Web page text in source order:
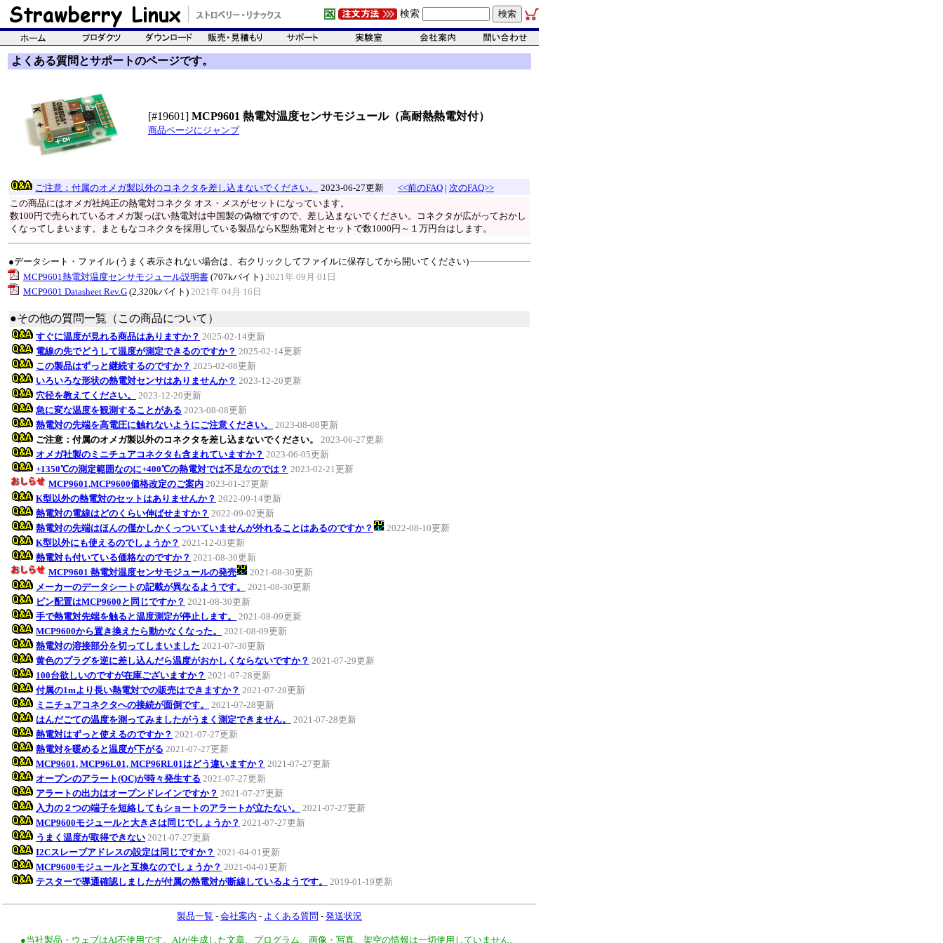
検索
よくある質問とサポートのページです。
[#19601] MCP9601 熱電対温度センサモジュール（高耐熱熱電対付）
商品ページにジャンプ
ご注意：付属のオメガ製以外のコネクタを差し込まないでください。 2023-06-27更新 <<前のFAQ | 次のFAQ>>
この商品にはオメガ社純正の熱電対コネクタ オス・メスがセットになっています。
数100円で売られているオメガ製っぽい熱電対は中国製の偽物ですので、差し込まないでください。コネクタが広がっておかし
くなってしまいます。まともなコネクタを採用している製品ならK型熱電対とセットで数1000円～１万円台はします。
●データシート・ファイル (うまく表示されない場合は、右クリックしてファイルに保存してから開いてください)
MCP9601熱電対温度センサモジュール説明書 (707kバイト) 2021年 09月 01日
MCP9601 Datasheet Rev.G (2,320kバイト) 2021年 04月 16日
●その他の質問一覧（この商品について）
すぐに温度が見れる商品はありますか？ 2025-02-14更新
電線の先でどうして温度が測定できるのですか？ 2025-02-14更新
この製品はずっと継続するのですか？ 2025-02-08更新
いろいろな形状の熱電対センサはありませんか？ 2023-12-20更新
穴径を教えてください。
2023-12-20更新
急に変な温度を観測することがある 2023-08-08更新
熱電対の先端を高電圧に触れないようにご注意ください。
2023-08-08更新
ご注意：付属のオメガ製以外のコネクタを差し込まないでください。
2023-06-27更新
オメガ社製のミニチュアコネクタも含まれていますか？ 2023-06-05更新
+1350℃の測定範囲なのに+400℃の熱電対では不足なのでは？ 2023-02-21更新
MCP9601,MCP9600価格改定のご案内 2023-01-27更新
K型以外の熱電対のセットはありませんか？ 2022-09-14更新
熱電対の電線はどのくらい伸ばせますか？ 2022-09-02更新
熱電対の先端はほんの僅かしかくっついていませんが外れることはあるのですか？
2022-08-10更新
K型以外にも使えるのでしょうか？ 2021-12-03更新
熱電対も付いている価格なのですか？ 2021-08-30更新
MCP9601 熱電対温度センサモジュールの発売
2021-08-30更新
メーカーのデータシートの記載が異なるようです。
2021-08-30更新
ピン配置はMCP9600と同じですか？ 2021-08-30更新
手で熱電対先端を触ると温度測定が停止します。
2021-08-09更新
MCP9600から置き換えたら動かなくなった。
2021-08-09更新
熱電対の溶接部分を切ってしまいました 2021-07-30更新
黄色のプラグを逆に差し込んだら温度がおかしくならないですか？ 2021-07-29更新
100台欲しいのですが在庫ございますか？ 2021-07-28更新
付属の1mより長い熱電対での販売はできますか？ 2021-07-28更新
ミニチュアコネクタへの接続が面倒です。
2021-07-28更新
はんだごての温度を測ってみましたがうまく測定できません。
2021-07-28更新
熱電対はずっと使えるのですか？ 2021-07-27更新
熱電対を暖めると温度が下がる 2021-07-27更新
MCP9601, MCP96L01, MCP96RL01はどう違いますか？ 2021-07-27更新
オープンのアラート(OC)が時々発生する 2021-07-27更新
アラートの出力はオープンドレインですか？ 2021-07-27更新
入力の２つの端子を短絡してもショートのアラートが立たない。
2021-07-27更新
MCP9600モジュールと大きさは同じでしょうか？ 2021-07-27更新
うまく温度が取得できない 2021-07-27更新
I2Cスレーブアドレスの設定は同じですか？ 2021-04-01更新
MCP9600モジュールと互換なのでしょうか？ 2021-04-01更新
テスターで導通確認しましたが付属の熱電対が断線しているようです。
2019-01-19更新
製品一覧 - 会社案内 - よくある質問 - 発送状況
●当社製品・ウェブはAI不使用です。AIが生成した文章、プログラム、画像・写真、架空の情報は一切使用していません。